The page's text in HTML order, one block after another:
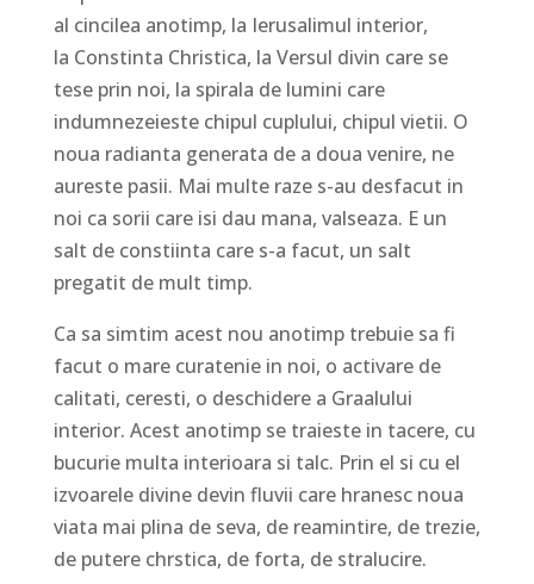
al cincilea anotimp, la Ierusalimul interior,
la Constinta Christica, la Versul divin care se
tese prin noi, la spirala de lumini care
indumnezeieste chipul cuplului, chipul vietii. O
noua radianta generata de a doua venire, ne
aureste pasii. Mai multe raze s-au desfacut in
noi ca sorii care isi dau mana, valseaza. E un
salt de constiinta care s-a facut, un salt
pregatit de mult timp.
Ca sa simtim acest nou anotimp trebuie sa fi
facut o mare curatenie in noi, o activare de
calitati, ceresti, o deschidere a Graalului
interior. Acest anotimp se traieste in tacere, cu
bucurie multa interioara si talc. Prin el si cu el
izvoarele divine devin fluvii care hranesc noua
viata mai plina de seva, de reamintire, de trezie,
de putere chrstica, de forta, de stralucire.